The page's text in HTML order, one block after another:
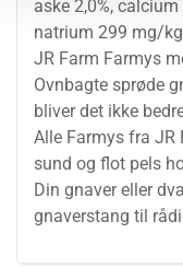
aske 2,0%,
natrium 299 mg/
JR Farm Farmys
Ovnbagte sprøde
bliver det ikke
Alle Farmys fra
sund og flot pels
Din gnaver eller
gnaverstang til